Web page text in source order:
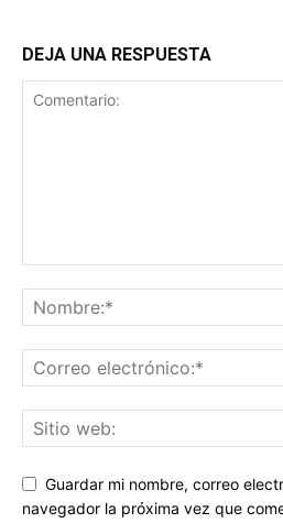
DEJA UNA RESPUESTA
Guardar mi nombre, correo
navegador la próxima vez que